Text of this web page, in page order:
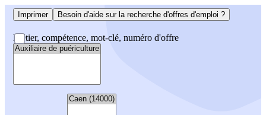
Imprimer Besoin d'aide sur la recherche d'offres d'emploi ?
Métier, compétence, mot-clé, numéro d'offre